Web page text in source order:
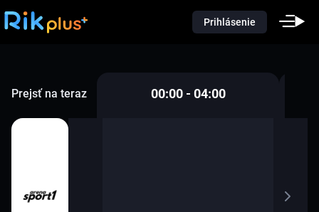
Prihlásenie
Prejsť na teraz 00:00 - 04:00